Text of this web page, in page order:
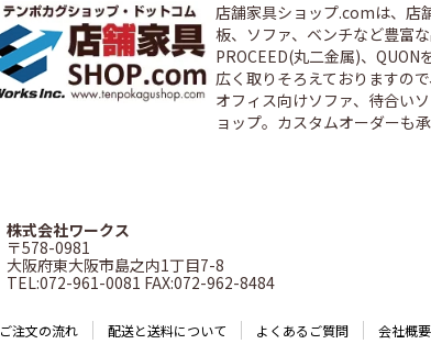
店舗家具ショップ.comは、店
板、ソファ、ベンチなど豊富
PROCEED(丸二金属)、
広く取りそろえておりますの
オフィス向けソファ、待合い
ョップ。カスタムオーダーも承
株式会社ワークス
〒578-0981
大阪府東大阪市島之内1丁目7-8
TEL:072-961-0081 FAX:072-962-8484
ご注文の流れ 配送と送料について よくあるご質問 会社概要